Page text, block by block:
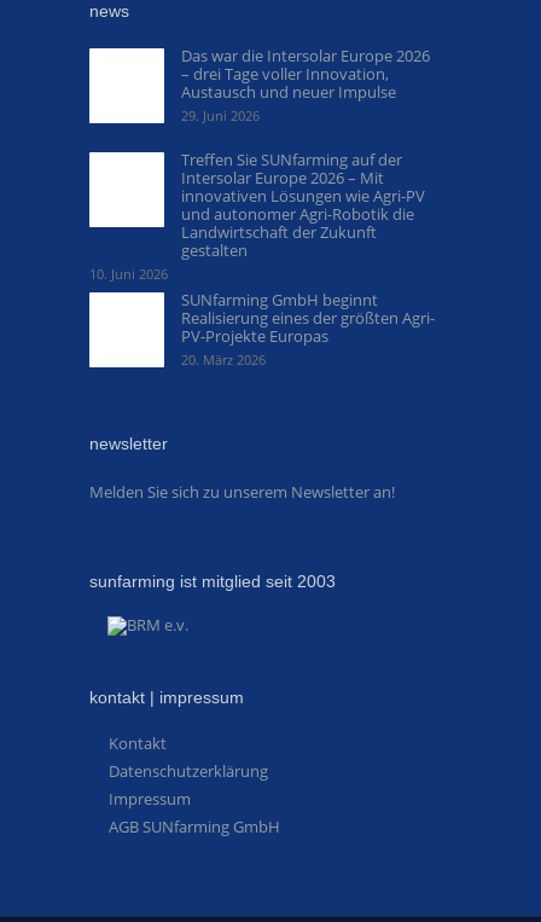
news
Das war die Intersolar Europe 2026
– drei Tage voller Innovation,
Austausch und neuer Impulse
29. Juni 2026
Treffen Sie SUNfarming auf der
Intersolar Europe 2026 – Mit
innovativen Lösungen wie Agri-PV
und autonomer Agri-Robotik die
Landwirtschaft der Zukunft
gestalten
10. Juni 2026
SUNfarming GmbH beginnt
Realisierung eines der größten Agri-
PV-Projekte Europas
20. März 2026
newsletter
Melden Sie sich zu unserem Newsletter an!
sunfarming ist mitglied seit 2003
kontakt | impressum
Kontakt
Datenschutzerklärung
Impressum
AGB SUNfarming GmbH